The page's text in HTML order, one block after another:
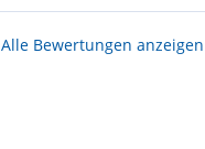
Alle Bewertungen anzeigen